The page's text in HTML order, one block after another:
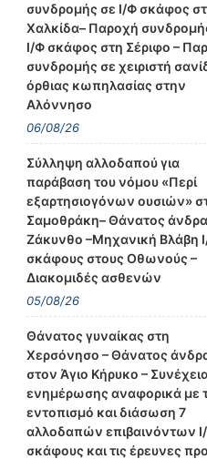
συνδρομής σε Ι/Φ σκάφος
Χαλκίδα– Παροχή
Ι/Φ σκάφος στη Σέριφο –
συνδρομής σε χειριστή
όρθιας κωπηλασίας στην
Αλόννησο
06/08/26
Σύλληψη αλλοδαπού για
παράβαση του νόμου «Περί
εξαρτησιογόνων ουσιών»
Σαμοθράκη– Θάνατος
Ζάκυνθο –Μηχανική Βλάβη
σκάφους στους Οθωνούς –
Διακομιδές ασθενών
05/08/26
Θάνατος γυναίκας στη
Χερσόνησο – Θάνατος
στον Άγιο Κήρυκο –
ενημέρωσης αναφορικά με
εντοπισμό και διάσωση 7
αλλοδαπών επιβαινόντων
σκάφους και τις έρευνες